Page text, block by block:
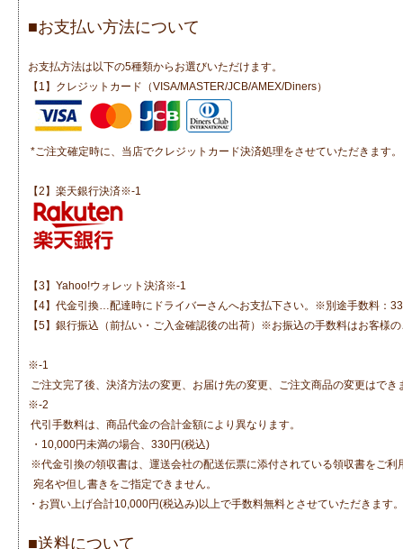
■お支払い方法について
お支払方法は以下の5種類からお選びいただけます。
【1】クレジットカード（VISA/MASTER/JCB/AMEX/Diners）
*ご注文確定時に、当店でクレジットカード決済処理をさせていただきます。
【2】楽天銀行決済※-1
【3】Yahoo!ウォレット決済※-1
【4】代金引換…配達時にドライバーさんへお支払下さい。※別途手数料：
【5】銀行振込（前払い・ご入金確認後の出荷）※お振込の手数料はお客様
※-1
ご注文完了後、決済方法の変更、お届け先の変更、ご注文商品の変更はでき
※-2
代引手数料は、商品代金の合計金額により異なります。
・10,000円未満の場合、330円(税込)
※代金引換の領収書は、運送会社の配送伝票に添付されている領収書をご利
宛名や但し書きをご指定できません。
・お買い上げ合計10,000円(税込み)以上で手数料無料とさせていただきます。
■送料について